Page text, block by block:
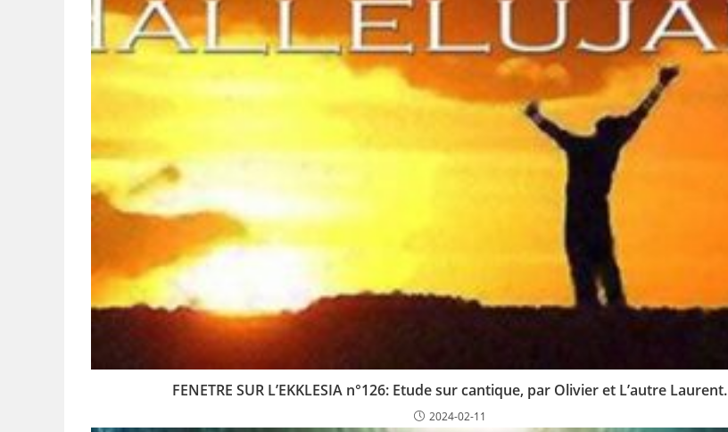
FENETRE SUR L’EKKLESIA n°126: Etude sur cantique, par Olivier et L’autre Laurent.
2024-02-11